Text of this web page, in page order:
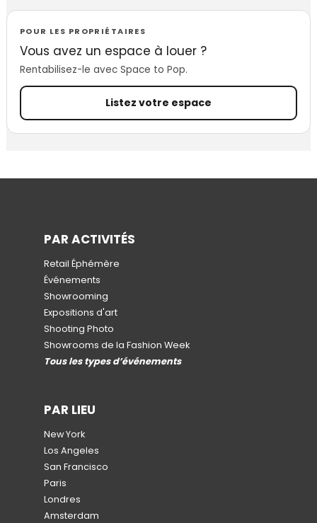
POUR LES PROPRIÉTAIRES
Vous avez un espace à louer ?
Rentabilisez-le avec Space to Pop.
Listez votre espace
PAR ACTIVITÉS
Retail Éphémère
Événements
Showrooming
Expositions d'art
Shooting Photo
Showrooms de la Fashion Week
Tous les types d’événements
PAR LIEU
New York
Los Angeles
San Francisco
Paris
Londres
Amsterdam